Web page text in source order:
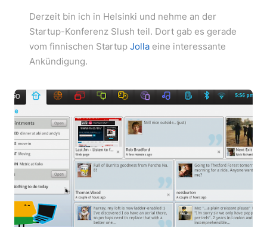
Derzeit bin ich in Helsinki und nehme an der
Startup-Konferenz Slush teil. Dort gab es gerade
vom finnischen Startup Jollaeine interessante
Ankündigung.